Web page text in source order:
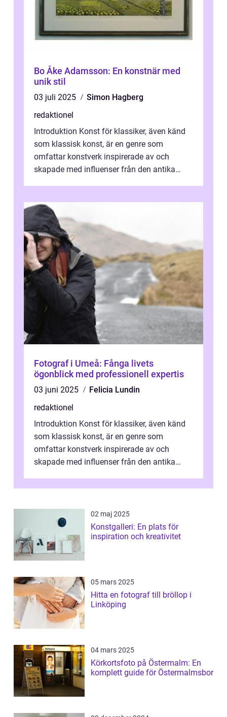
Bo Åke Adamsson: En konstnär med
unik stil
03 juli 2025
Simon Hagberg
redaktionel
Introduktion Konst för klassiker, även känd
som klassisk konst, är en genre som
omfattar konstverk inspirerade av och
skapade med influenser från den antika
Fotograf i Umeå: Fånga livets
ögonblick med professionell expertis
03 juni 2025
Felicia Lundin
redaktionel
Introduktion Konst för klassiker, även känd
som klassisk konst, är en genre som
omfattar konstverk inspirerade av och
skapade med influenser från den antika
ri...
02 maj 2025
Konstgalleri: En plats för
inspiration och kreativitet
05 mars 2025
Hitta en fotograf till bröllop i
Linköping
04 mars 2025
Körkortsfoto på Östermalm: En
komplett guide för Östermalmsbor